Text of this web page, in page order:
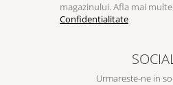
magazinului. Afla mai
Confidentialitate
Urmareste-ne in